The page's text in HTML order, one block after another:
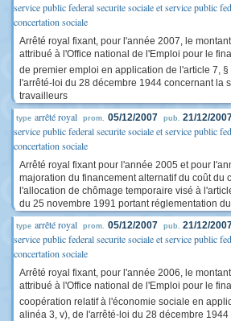
service public federal securite sociale et service public
concertation sociale
Arrêté royal fixant, pour l'année 2007, le
attribué à l'Office national de l'Emploi pour le
de premier emploi en application de l'article 7, §
l'arrêté-loi du 28 décembre 1944 concernant la
travailleurs
type arrêté royal prom. 05/12/2007 pub. 21/12/
service public federal securite sociale et service public
concertation sociale
Arrêté royal fixant pour l'année 2005 et pour
majoration du financement alternatif du coût du
l'allocation de chômage temporaire visé à
du 25 novembre 1991 portant réglementation
type arrêté royal prom. 05/12/2007 pub. 21/12/
service public federal securite sociale et service public
concertation sociale
Arrêté royal fixant, pour l'année 2006, le
attribué à l'Office national de l'Emploi pour le
coopération relatif à l'économie sociale en
alinéa 3, v), de l'arrêté-loi du 28 décembre